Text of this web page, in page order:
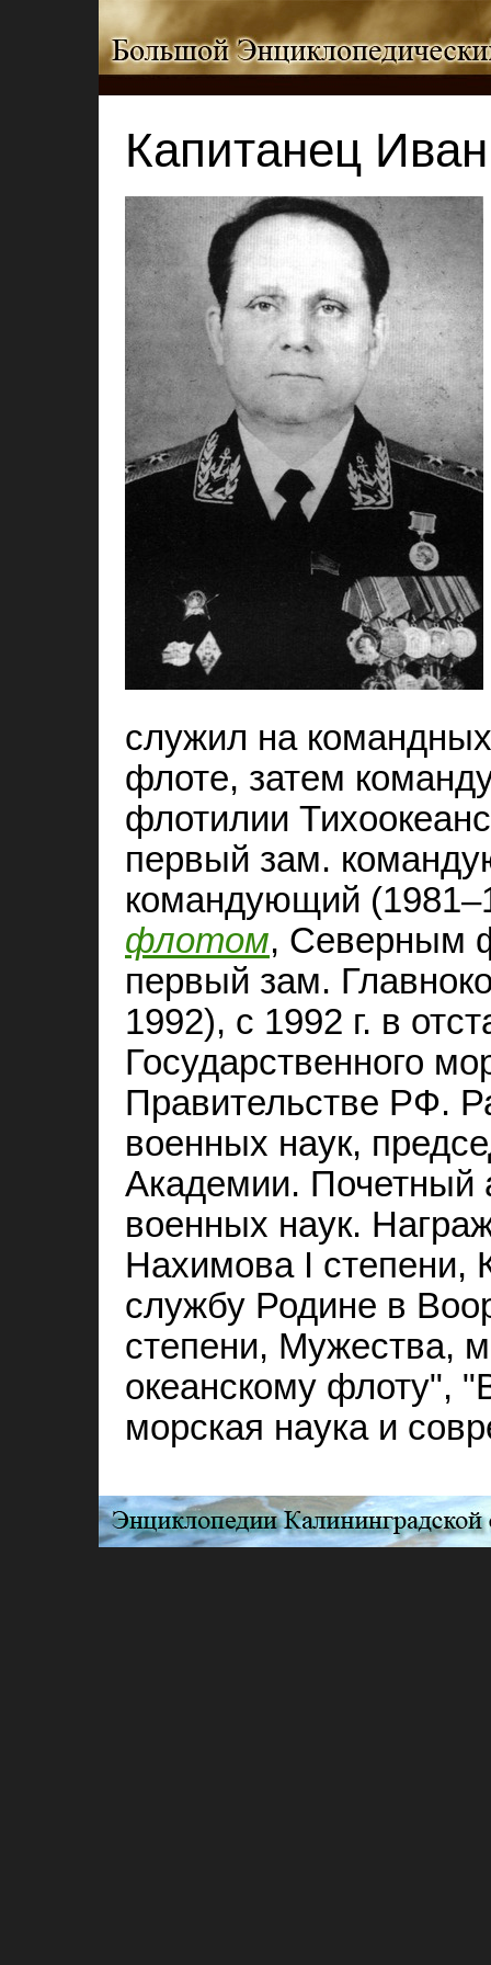
Капитанец
служил на
флоте, затем
флотилии
первый зам.
командующий
флотом, Северным
первый зам.
1992), с 1992 г. в
Государственного
Правительстве РФ.
военных наук,
Академии. Почетный
военных наук.
Нахимова I степени,
службу Родине в
степени, Мужества,
океанскому флоту",
морская наука и